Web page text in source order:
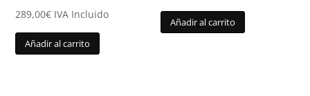
289,00€ IVA Incluido
Añadir al carrito
Añadir al carrito